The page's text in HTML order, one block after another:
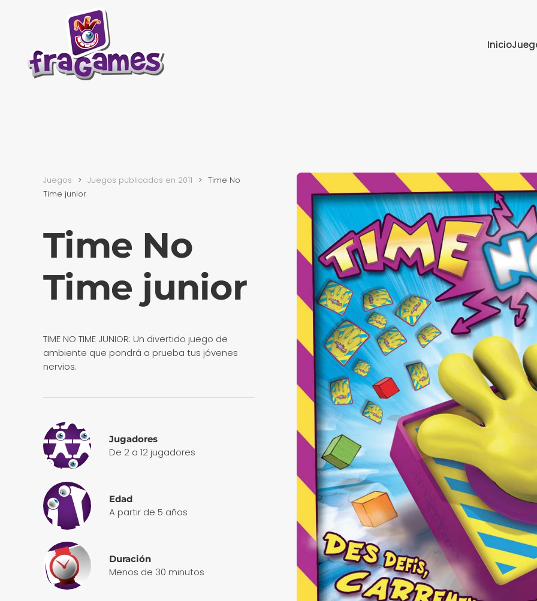
Skip to main content
Inicio
Juegos Juegos publicados en 2011
Time No
Time junior
Time No
Time junior
TIME NO TIME JUNIOR: Un divertido juego de
ambiente que pondrá a prueba tus jóvenes
nervios.
Jugadores
De 2 a 12 jugadores
Edad
A partir de 5 años
Duración
Menos de 30 minutos